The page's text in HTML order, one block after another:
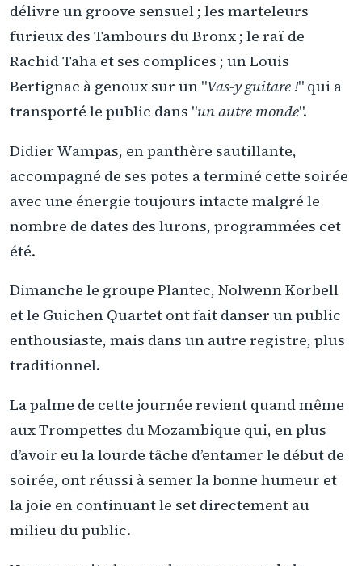
délivre un groove sensuel ; les marteleurs
furieux des Tambours du Bronx ; le raï de
Rachid Taha et ses complices ; un Louis
Bertignac à genoux sur un "Vas-y guitare !" qui a
transporté le public dans "un autre monde".
Didier Wampas, en panthère sautillante,
accompagné de ses potes a terminé cette soirée
avec une énergie toujours intacte malgré le
nombre de dates des lurons, programmées cet
été.
Dimanche le groupe Plantec, Nolwenn Korbell
et le Guichen Quartet ont fait danser un public
enthousiaste, mais dans un autre registre, plus
traditionnel.
La palme de cette journée revient quand même
aux Trompettes du Mozambique qui, en plus
d’avoir eu la lourde tâche d’entamer le début de
soirée, ont réussi à semer la bonne humeur et
la joie en continuant le set directement au
milieu du public.